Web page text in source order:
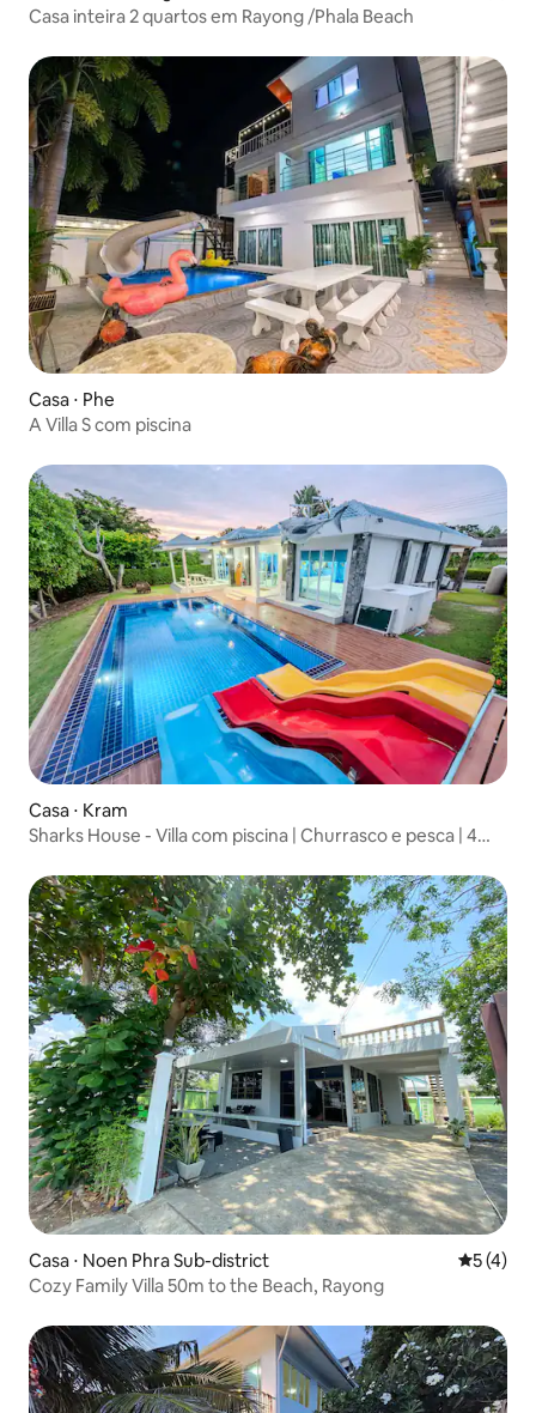
Casa inteira 2 quartos em Rayong /Phala Beach
Casa ⋅ Phe
A Villa S com piscina
Casa ⋅ Kram
Sharks House - Villa com piscina | Churrasco e pesca | 4
Casa ⋅ Noen Phra Sub-district 5 de
5 (4)
Cozy Family Villa 50m to the Beach, Rayong